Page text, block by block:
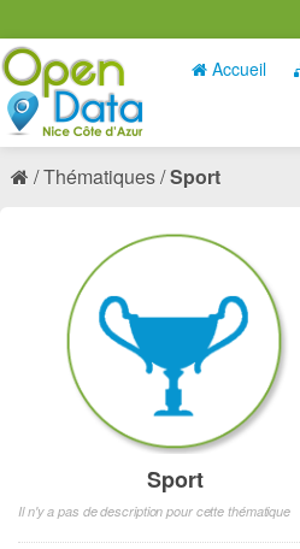
Accueil
Thématiques Sport
Sport
Il n'y a pas de description pour cette thématique